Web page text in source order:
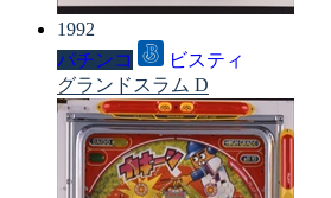
1992
パチンコ
ビスティ
グランドスラム D